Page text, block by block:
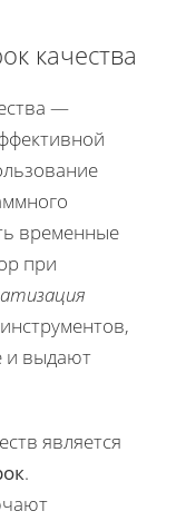
качества
—
временные
при
и выдают
является
.